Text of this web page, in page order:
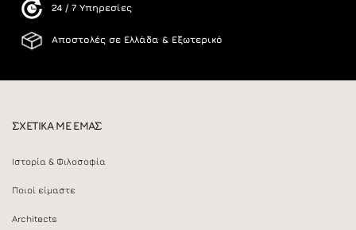
24 / 7 Υπηρεσίες
Αποστολές σε Ελλάδα & Εξωτερικό
ΣΧΕΤΙΚΑ ΜΕ ΕΜΑΣ
Ιστορία & Φιλοσοφία
Ποιοί είμαστε
Architects